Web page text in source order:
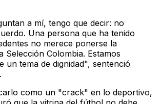
a mí, tengo que decir: no
Una persona que ha tenido
no merece ponerse la
Selección Colombia. Estamos
un tema de dignidad", sentenció
como un "crack" en lo deportivo,